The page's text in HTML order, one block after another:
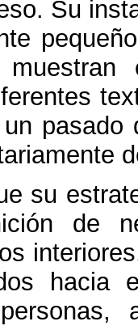
Su
pasado
su
de
hacia